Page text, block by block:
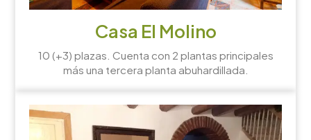
Casa El Molino
10 (+3) plazas. Cuenta con 2 plantas principales
más una tercera planta abuhardillada.